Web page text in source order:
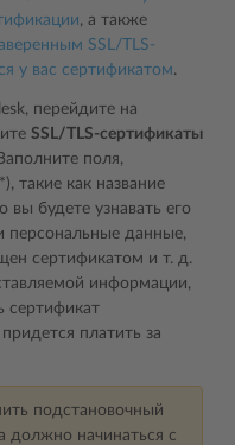
, а также
SSL/TLS-
у вас сертификатом.
перейдите на
SSL/TLS-сертификаты
поля,
такие как название
будете узнавать его
персональные данные,
сертификатом и т. д.
информации,
сертификат
платить за
подстановочный
должно начинаться с